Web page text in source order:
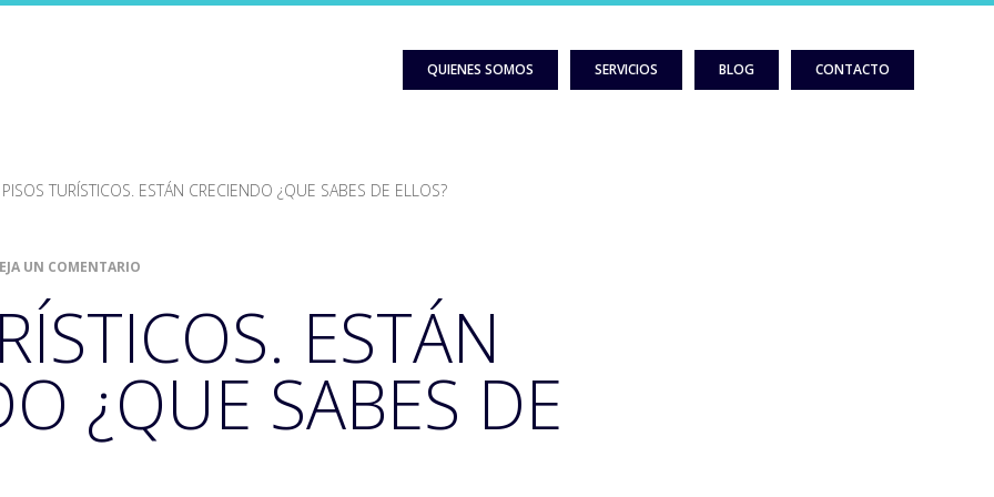
QUIENES SOMOS SERVICIOS BLOG CONTACTO
PISOS TURÍSTICOS. ESTÁN CRECIENDO ¿QUE SABES DE ELLOS?
UN COMENTARIO
ESTÁN
¿QUE SABES DE